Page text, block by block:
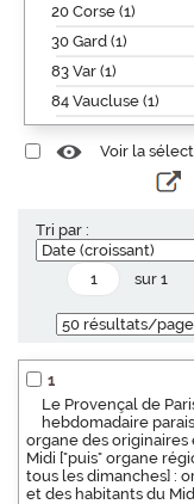
20 Corse (1)
30 Gard (1)
83 Var (1)
84 Vaucluse (1)
Voir la
Tri par :
sur 1
1
Le Provençal de
hebdomadaire
organe des originaires
Midi ["puis" organe
tous les dimanches] :
et des habitants du